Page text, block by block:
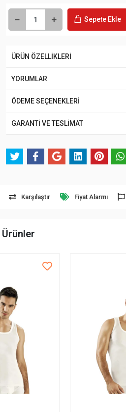
Sepete Ekle
ÜRÜN ÖZELLİKLERİ
YORUMLAR
ÖDEME SEÇENEKLERİ
GARANTİ VE TESLİMAT
Karşılaştır Fiyat Alarmı